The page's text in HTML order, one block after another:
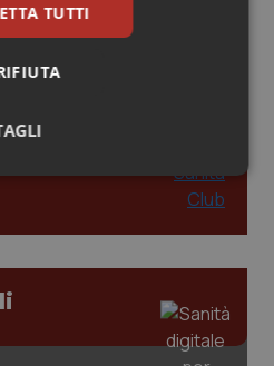
neurodegenerative
nello studio
TUTTI
Marketing